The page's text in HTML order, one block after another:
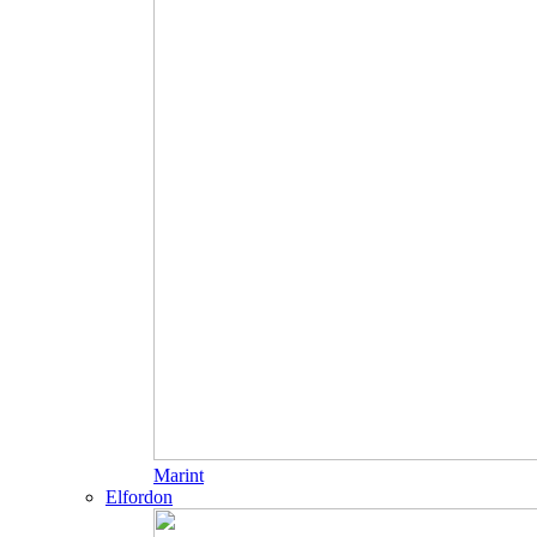
Marint
Elfordon